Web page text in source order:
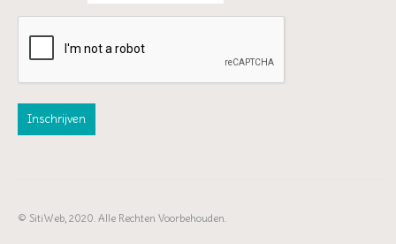
© SitiWeb, 2020. Alle Rechten Voorbehouden.